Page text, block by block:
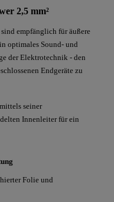
2,5 mm²
empfänglich für äußere
optimales Sound- und
der Elektrotechnik - den
Endgeräte zu
seiner
Innenleiter für ein
Folie und